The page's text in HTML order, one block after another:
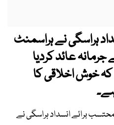
ہراسگی نے ہراسمنٹ
روپے جرمانہ عائد کردیا
خوش اخلاقی کا
برائے انسداد ہراسگی نے